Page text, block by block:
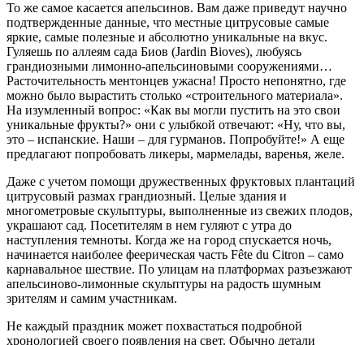
То же самое касается апельсинов. Вам даже приведут научно
подтвержденные данные, что местные цитрусовые самые
яркие, самые полезные и абсолютно уникальные на вкус.
Гуляешь по аллеям сада Биов (Jardin Bioves), любуясь
грандиозными лимонно-апельсиновыми сооружениями…
Расточительность ментонцев ужасна! Просто непонятно, где
можно было вырастить столько «строительного материала».
На изумленный вопрос: «Как вы могли пустить на это свои
уникальные фрукты?» они с улыбкой отвечают: «Ну, что вы,
это – испанские. Наши – для гурманов. Попробуйте!» А еще
предлагают попробовать ликеры, мармелады, варенья, желе.
Даже с учетом помощи дружественных фруктовых плантаций
цитрусовый размах грандиозный. Целые здания и
многометровые скульптуры, выполненные из свежих плодов,
украшают сад. Посетителям в нем гуляют с утра до
наступления темноты. Когда же на город спускается ночь,
начинается наиболее феерическая часть Fête du Citron – само
карнавальное шествие. По улицам на платформах разъезжают
апельсиново-лимонные скульптуры на радость шумным
зрителям и самим участникам.
Не каждый праздник может похвастаться подробной
хронологией своего появления на свет. Обычно детали